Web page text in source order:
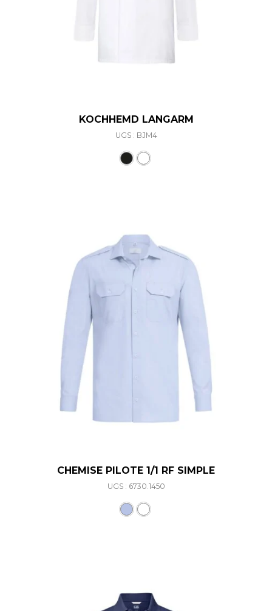
KOCHHEMD LANGARM
UGS : BJM4
CHEMISE PILOTE 1/1 RF SIMPLE
UGS : 6730.1450